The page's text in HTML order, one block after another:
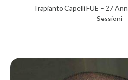
Trapianto Capelli FUE – 27
Sessioni